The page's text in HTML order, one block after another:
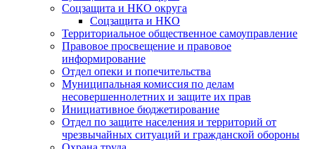
Соцзащита и НКО округа
Соцзащита и НКО
Территориальное общественное самоуправление
Правовое просвещение и правовое
информирование
Отдел опеки и попечительства
Муниципальная комиссия по делам
несовершеннолетних и защите их прав
Инициативное бюджетирование
Отдел по защите населения и территорий от
чрезвычайных ситуаций и гражданской обороны